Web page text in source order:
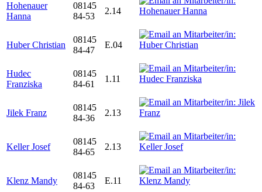
Hohenauer
Hanna
08145
84-53
2.14
Huber Christian
08145
84-47
E.04
Hudec
Franziska
08145
84-61
1.11
Jilek Franz
08145
84-36
2.13
Keller Josef
08145
84-65
2.13
Klenz Mandy
08145
84-63
E.11